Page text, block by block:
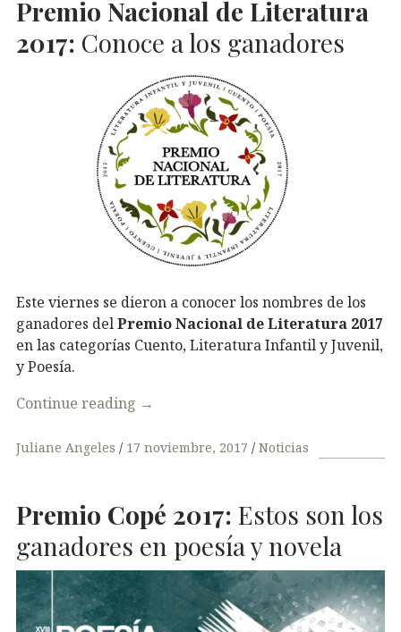
Premio Nacional de Literatura
2017: Conoce a los ganadores
Este viernes se dieron a conocer los nombres de los
ganadores delPremio Nacional de Literatura 2017
en las categorías Cuento, Literatura Infantil y Juvenil,
y Poesía.
Continue reading →
Juliane Angeles 17 noviembre, 2017 Noticias
Premio Copé 2017: Estos son los
ganadores en poesía y novela